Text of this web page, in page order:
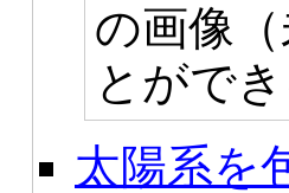
の画像
とができ
太陽系を